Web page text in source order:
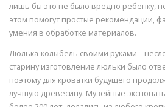
лишь бы это не было вредно ребенку,
этом помогут простые рекомендации,
умения в обработке материалов.
Люлька-колыбель своими руками –
старину изготовление люльки было
поэтому для кроватки будущего
лучшую древесину. Музейные